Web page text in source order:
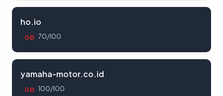
ho.io
GB 70/100
yamaha-motor.co.id
GB 100/100